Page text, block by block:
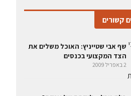
קשורים
שף אבי שטייניץ: האוכל משלים את
הצד המקצועי בכנסים
2 באפריל 2009